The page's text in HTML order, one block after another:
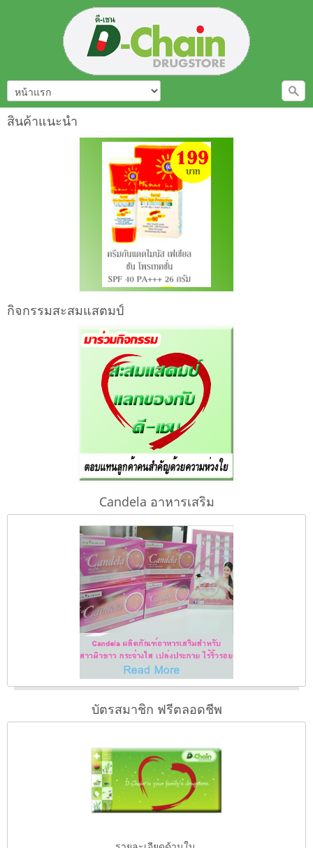
สินค้าแนะนำ
กิจกรรมสะสมแสตมป์
Candela อาหารเสริม
บัตรสมาชิก ฟรีตลอดชีพ